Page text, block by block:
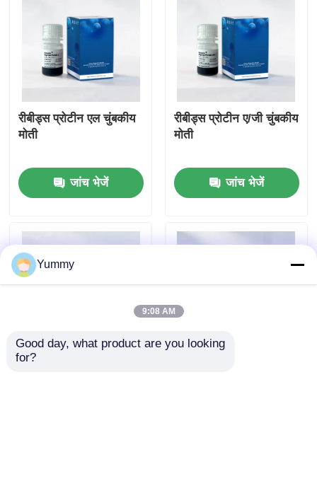
रीबीड्स प्रोटीन एल चुंबकीय
मोती
जांच भेजें
रीबीड्स प्रोटीन ए/जी चुंबकीय
मोती
जांच भेजें
Yummy
9:08 AM
Good day, what product are you looking
for?